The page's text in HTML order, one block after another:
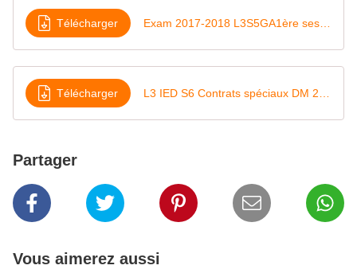
Télécharger
Télécharger
Partager
Vous aimerez aussi